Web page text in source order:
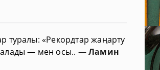
туралы: «Рекордтар жаңарту
— мен осы.. —Ламин